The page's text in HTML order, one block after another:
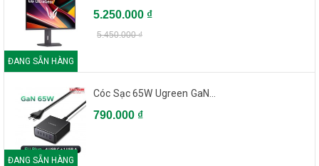
ĐANG SẴN HÀNG
5.250.000 ₫
5.450.000 ₫
ĐANG SẴN HÀNG
Cóc Sạc 65W Ugreen GaN...
790.000 ₫